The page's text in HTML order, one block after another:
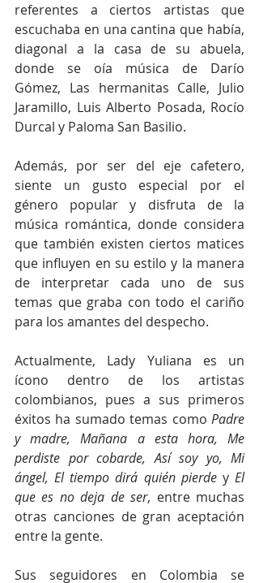
referentes a ciertos artistas que
escuchaba en una cantina que había,
diagonal a la casa de su abuela,
donde se oía música de Darío
Gómez, Las hermanitas Calle, Julio
Jaramillo, Luis Alberto Posada, Rocío
Durcal y Paloma San Basilio.
Además, por ser del eje cafetero,
siente un gusto especial por el
género popular y disfruta de la
música romántica, donde considera
que también existen ciertos matices
que influyen en su estilo y la manera
de interpretar cada uno de sus
temas que graba con todo el cariño
para los amantes del despecho.
Actualmente, Lady Yuliana es un
ícono dentro de los artistas
colombianos, pues a sus primeros
éxitos ha sumado temas como Padre
y madre, Mañana a esta hora, Me
perdiste por cobarde, Así soy yo, Mi
ángel, El tiempo dirá quién pierde y El
que es no deja de ser, entre muchas
otras canciones de gran aceptación
entre la gente.
Sus seguidores en Colombia se